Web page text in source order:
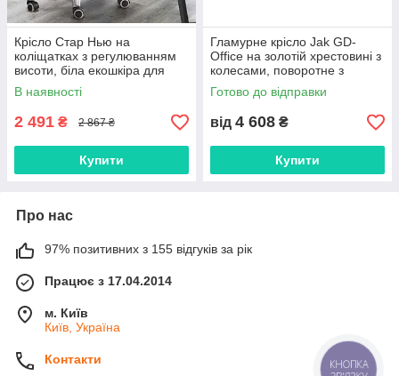
Крісло Стар Нью на
коліщатках з регулюванням
висоти, біла екошкіра для
салону краси та офісу
В наявності
2 491 ₴ 2 867 ₴
Купити
Гламурне крісло Jak GD-
Office на золотій хрестовині з
колесами, поворотне з
регулюванням висоти,
оббивка велюр
Готово до відправки
від 4 608 ₴
Купити
Про нас
97% позитивних з 155 відгуків за рік
Працює з 17.04.2014
м. Київ
Київ, Україна
Контакти
КНОПКА